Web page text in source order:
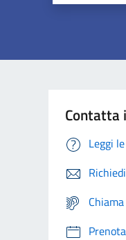
Contatta
Leggi